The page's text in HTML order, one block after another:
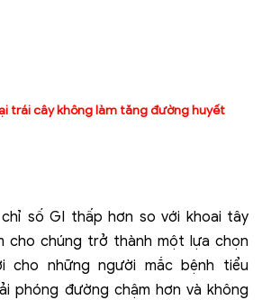
trái cây không làm tăng đường huyết
số GI thấp hơn so với khoai tây
cho chúng trở thành một lựa chọn
cho những người mắc bệnh tiểu
phóng đường chậm hơn và không